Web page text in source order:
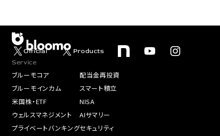
Official
Products
Service
ブルーモコア
ブルーモインカム
米国株・ETF
ウェルスマネジメント
プライベートバンキング
配当金再投資
スマート積立
NISA
AIサマリー
セキュリティ